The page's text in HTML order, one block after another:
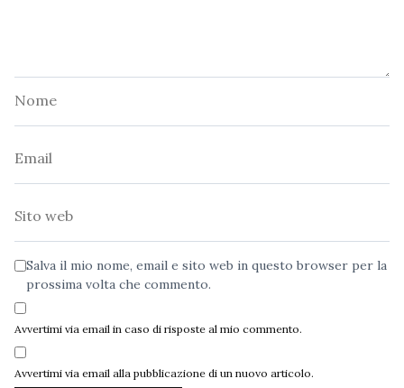
Salva il mio nome, email e sito web in questo browser per la
prossima volta che commento.
Avvertimi via email in caso di risposte al mio commento.
Avvertimi via email alla pubblicazione di un nuovo articolo.